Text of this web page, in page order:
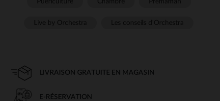
LIVRAISON GRATUITE EN MAGASIN
E-RÉSERVATION